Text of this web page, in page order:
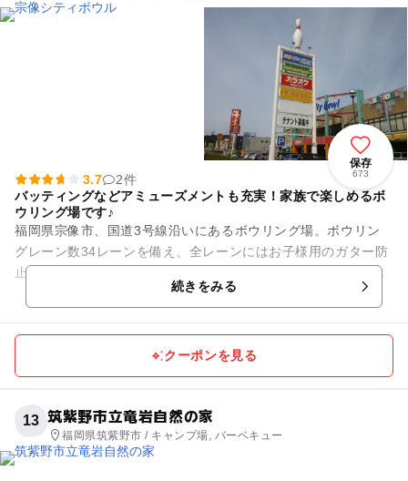
保存
673
3.7
2件
バッティングなどアミューズメントも充実！家族で楽しめるボ
ウリング場です♪
福岡県宗像市、国道3号線沿いにあるボウリング場。ボウリン
グレーン数34レーンを備え、全レーンにはお子様用のガター防
止レーンを設置しています。ボールシューターや小さなお子様
でも投球できる軽いボール...続きをみる
クーポンを見る
13 筑紫野市立竜岩自然の家
福岡県筑紫野市 / キャンプ場, バーベキュー